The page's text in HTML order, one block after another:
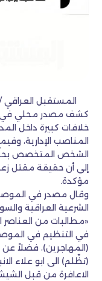
المستقبل
كشف مصدر محلي في
خلافات كبيرة داخل
المناصب الإدارية،
الشخص المتخصص بحلّ
إلى أن حقيقة مقتل
مؤكدة.
وقال مصدر في
الشرعية العراقية
«مطالبات من
في التنظيم في
(المهاجرين)، فضلاً عن
(تظّلم) الى ابو علاء
الاعافرة من قبل